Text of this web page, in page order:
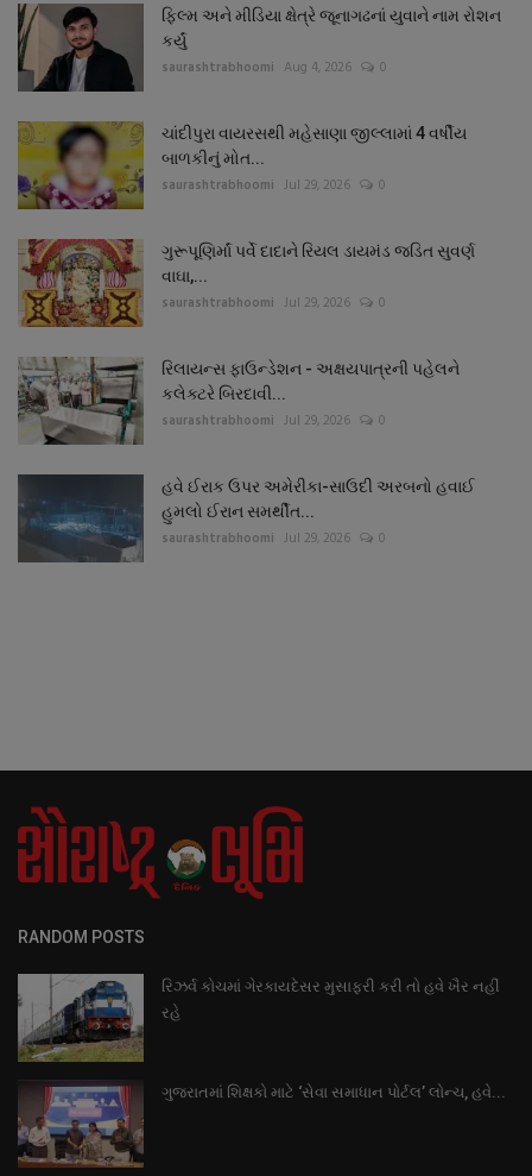
ફિલ્મ અને મીડિયા ક્ષેત્રે જૂનાગઢનાં યુવાને નામ રોશન
કર્યું
saurashtrabhoomi Aug 4, 2026 0
ચાંદીપુરા વાયરસથી મહેસાણા જીલ્લામાં 4 વર્ષીય
બાળકીનું મોત...
saurashtrabhoomi Jul 29, 2026 0
ગુરૂપૂણિર્માં પર્વે દાદાને રિયલ ડાયમંડ જડિત સુવર્ણ
વાઘા,...
saurashtrabhoomi Jul 29, 2026 0
રિલાયન્સ ફાઉન્ડેશન - અક્ષયપાત્રની પહેલને
કલેક્ટરે બિરદાવી...
saurashtrabhoomi Jul 29, 2026 0
હવે ઈરાક ઉપર અમેરીકા-સાઉદી અરબનો હવાઈ
હુમલો ઈરાન સમર્થીત...
saurashtrabhoomi Jul 29, 2026 0
RANDOM POSTS
રિઝર્વ કોચમાં ગેરકાયદેસર મુસાફરી કરી તો હવે ખૈર નહીં
રહે
ગુજરાતમાં શિક્ષકો માટે ‘સેવા સમાધાન પોર્ટલ’ લોન્ચ, હવે...